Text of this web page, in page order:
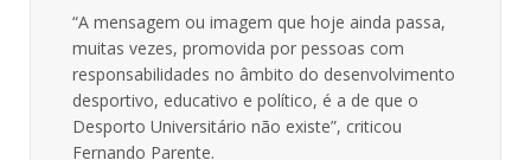
“A mensagem ou imagem que hoje ainda passa,
muitas vezes, promovida por pessoas com
responsabilidades no âmbito do desenvolvimento
desportivo, educativo e político, é a de que o
Desporto Universitário não existe”, criticou
Fernando Parente.